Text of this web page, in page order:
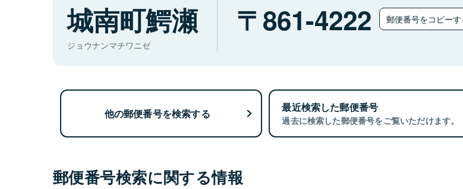
城南町鰐瀬
ジョウナンマチワニゼ
861-4222 郵便番号をコピーす
他の郵便番号を検索する 最近検索した郵便番号
過去に検索した郵便番号をご覧いただけます。
郵便番号検索に関する情報